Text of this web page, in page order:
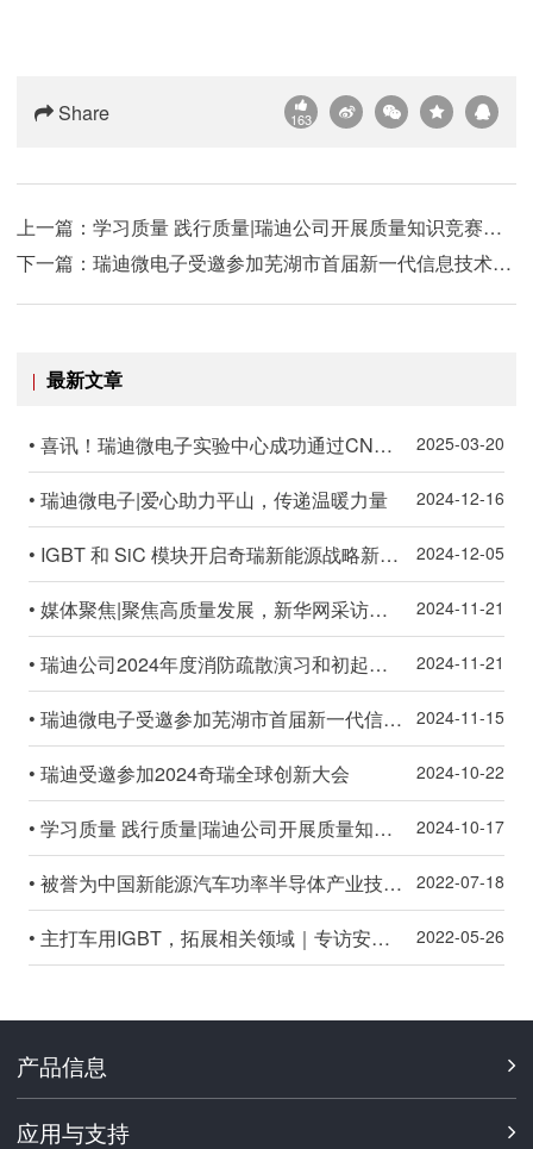
Share 163
上一篇： 学习质量 践行质量|瑞迪公司开展质量知识竞赛活动
下一篇： 瑞迪微电子受邀参加芜湖市首届新一代信息技术产业发展大会暨集成电路省产业创新平台场景推介会
最新文章
2025-03-20
• 喜讯！瑞迪微电子实验中心成功通过CNAS国家实验室认可
2024-12-16
• 瑞迪微电子|爱心助力平山，传递温暖力量
2024-12-05
• IGBT 和 SiC 模块开启奇瑞新能源战略新章——股份公司副总经理古春山率队亲赴奇瑞科技企业瑞迪考察
2024-11-21
• 媒体聚焦|聚焦高质量发展，新华网采访瑞迪公司
2024-11-21
• 瑞迪公司2024年度消防疏散演习和初起火灾扑救实战演练
2024-11-15
• 瑞迪微电子受邀参加芜湖市首届新一代信息技术产业发展大会暨集成电路省产业创新平台场景推介会
2024-10-22
• 瑞迪受邀参加2024奇瑞全球创新大会
2024-10-17
• 学习质量 践行质量|瑞迪公司开展质量知识竞赛活动
2022-07-18
• 被誉为中国新能源汽车功率半导体产业技术发展风向标的PSiC2022在芜顺利召开
2022-05-26
• 主打车用IGBT，拓展相关领域｜专访安徽瑞迪微电子有限公司陶少勇总经理
产品信息
应用与支持